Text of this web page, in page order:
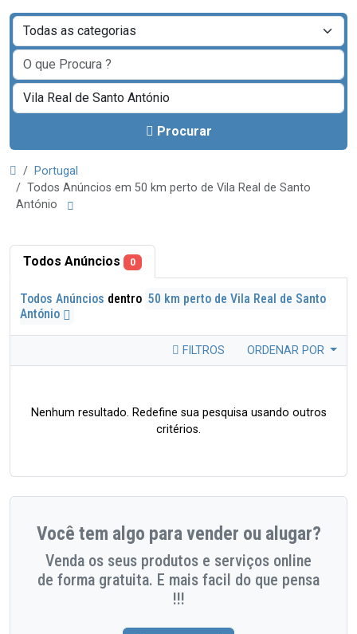
Procurar
Portugal
Todos Anúncios em 50 km perto de Vila Real de Santo
António
Todos Anúncios 0
Todos Anúncios dentro 50 km perto de Vila Real de Santo
António
FILTROS ORDENAR POR
Nenhum resultado. Redefine sua pesquisa usando outros
critérios.
Você tem algo para vender ou alugar?
Venda os seus produtos e serviços online
de forma gratuita. E mais facil do que pensa
!!!